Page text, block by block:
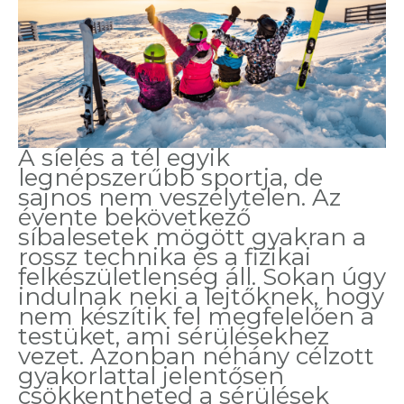
A síelés a tél egyik
legnépszerűbb sportja, de
sajnos nem veszélytelen. Az
évente bekövetkező
síbalesetek mögött gyakran a
rossz technika és a fizikai
felkészületlenség áll. Sokan úgy
indulnak neki a lejtőknek, hogy
nem készítik fel megfelelően a
testüket, ami sérülésekhez
vezet. Azonban néhány célzott
gyakorlattal jelentősen
csökkentheted a sérülések